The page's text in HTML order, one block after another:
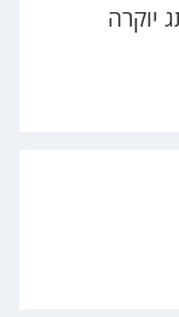
יוקרה